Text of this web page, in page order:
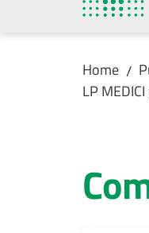
Home /
LP